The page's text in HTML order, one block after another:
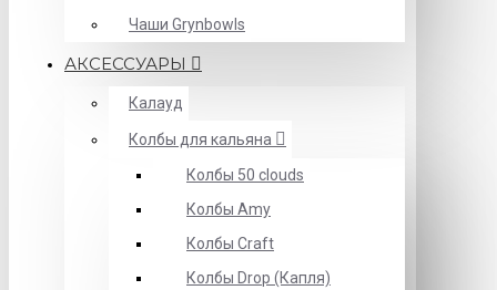
Чаши Grynbowls
АКСЕССУАРЫ
Калауд
Колбы для кальяна
Колбы 50 clouds
Колбы Amy
Колбы Craft
Колбы Drop (Капля)